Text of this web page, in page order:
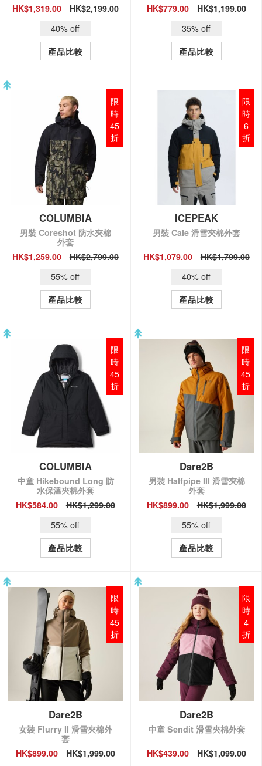
QUICK VIEW
HK$1,319.00
HK$2,199.00
40% off
產品比較
QUICK VIEW
HK$779.00
HK$1,199.00
35% off
產品比較
QUICK VIEW
COLUMBIA
男裝 Coreshot 防水夾棉
外套
HK$1,259.00
HK$2,799.00
55% off
產品比較
限
時
45
折
QUICK VIEW
ICEPEAK
男裝 Cale 滑雪夾棉外套
HK$1,079.00
HK$1,799.00
40% off
產品比較
限
時
6
折
QUICK VIEW
COLUMBIA
中童 Hikebound Long 防
水保溫夾棉外套
HK$584.00
HK$1,299.00
55% off
產品比較
限
時
45
折
QUICK VIEW
Dare2B
男裝 Halfpipe III 滑雪夾棉
外套
HK$899.00
HK$1,999.00
55% off
產品比較
限
時
45
折
QUICK VIEW
Dare2B
女裝 Flurry II 滑雪夾棉外
套
HK$899.00
HK$1,999.00
限
時
45
折
QUICK VIEW
Dare2B
中童 Sendit 滑雪夾棉外套
HK$439.00
HK$1,099.00
限
時
4
折